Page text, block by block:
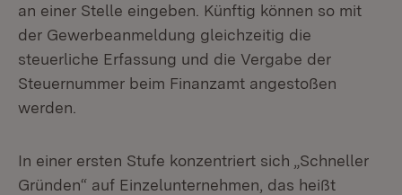
an einer Stelle eingeben. Künftig können so mit
der Gewerbeanmeldung gleichzeitig die
steuerliche Erfassung und die Vergabe der
Steuernummer beim Finanzamt angestoßen
werden.
In einer ersten Stufe konzentriert sich „Schneller
Gründen“ auf Einzelunternehmen, das heißt